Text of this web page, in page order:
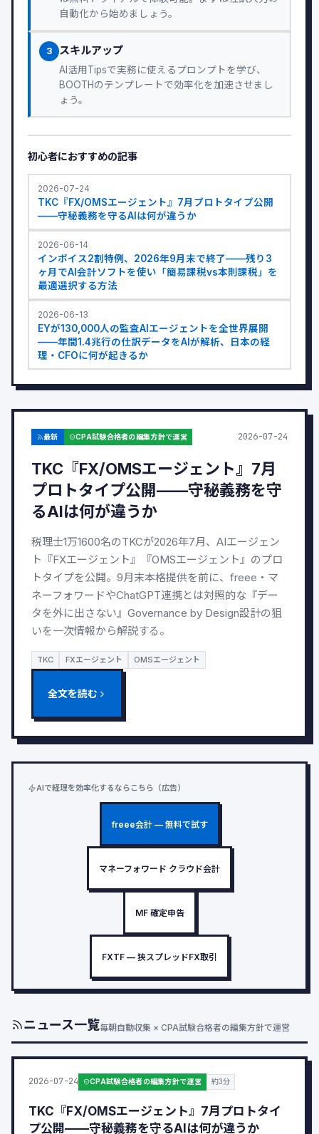
自動化から始めましょう。
3 スキルアップ
AI活用Tipsで実務に使えるプロンプトを学び、
BOOTHのテンプレートで効率化を加速させまし
ょう。
初心者におすすめの記事
2026-07-24
TKC『FX/OMSエージェント』7月プロトタイプ公開
——守秘義務を守るAIは何が違うか
2026-06-14
インボイス2割特例、2026年9月末で終了——残り3
ヶ月でAI会計ソフトを使い「簡易課税vs本則課税」を
最適選択する方法
2026-06-13
EYが130,000人の監査AIエージェントを全世界展開
——年間1.4兆行の仕訳データをAIが解析、日本の経
理・CFOに何が起きるか
最新 CPA試験合格者の編集方針で運営 2026-07-24
TKC『FX/OMSエージェント』7月
プロトタイプ公開——守秘義務を守
るAIは何が違うか
税理士1万1600名のTKCが2026年7月、AIエージェン
ト『FXエージェント』『OMSエージェント』のプロ
トタイプを公開。9月末本格提供を前に、freee・マ
ネーフォワードやChatGPT連携とは対照的な『デー
タを外に出さない』Governance by Design設計の狙
いを一次情報から解説する。
TKC FXエージェント OMSエージェント
全文を読む
AIで経理を効率化するならこちら（広告）
freee会計 — 無料で試す
マネーフォワード クラウド会計
MF 確定申告
FXTF — 狭スプレッドFX取引
ニュース一覧毎朝自動収集 × CPA試験合格者の編集方針で運営
2026-07-24 CPA試験合格者の編集方針で運営 約3分
TKC『FX/OMSエージェント』7月プロトタイ
プ公開——守秘義務を守るAIは何が違うか